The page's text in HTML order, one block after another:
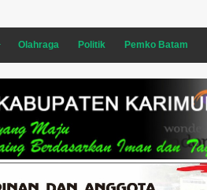
Olahraga Politik Pemko Batam